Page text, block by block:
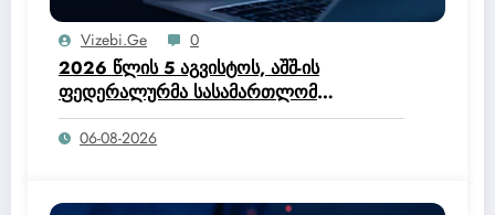
Vizebi.ge 0
2026 წლის 5 აგვისტოს, აშშ-ის
ფედერალურმა სასამართლომ
ოფიციალურად მისცა ტრამპის
ადმინისტრაციას უფლებამოსილება,
06-08-2026